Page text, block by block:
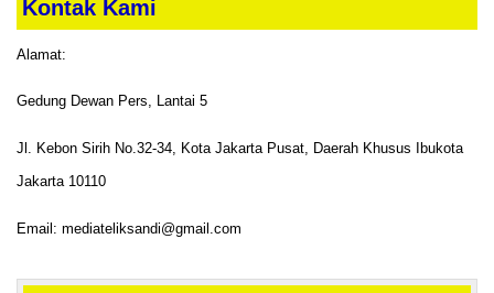
Kontak Kami
Alamat:
Gedung Dewan Pers, Lantai 5
Jl. Kebon Sirih No.32-34, Kota Jakarta Pusat, Daerah Khusus Ibukota
Jakarta 10110
Email: mediateliksandi@gmail.com